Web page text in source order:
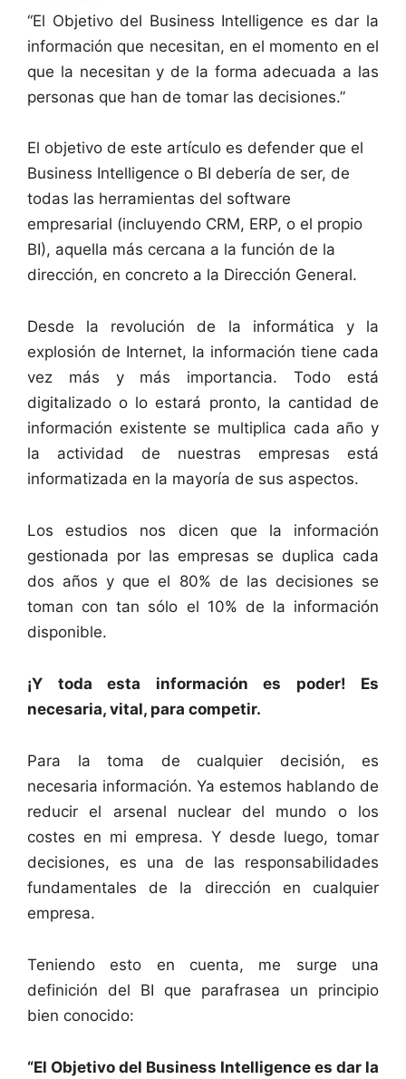
“El Objetivo del Business Intelligence es dar la
información que necesitan, en el momento en el
que la necesitan y de la forma adecuada a las
personas que han de tomar las decisiones.”
El objetivo de este artículo es defender que el
Business Intelligence o BI debería de ser, de
todas las herramientas del software
empresarial (incluyendo CRM, ERP, o el propio
BI), aquella más cercana a la función de la
dirección, en concreto a la Dirección General.
Desde la revolución de la informática y la
explosión de Internet, la información tiene cada
vez más y más importancia. Todo está
digitalizado o lo estará pronto, la cantidad de
información existente se multiplica cada año y
la actividad de nuestras empresas está
informatizada en la mayoría de sus aspectos.
Los estudios nos dicen que la información
gestionada por las empresas se duplica cada
dos años y que el 80% de las decisiones se
toman con tan sólo el 10% de la información
disponible.
¡Y toda esta información es poder! Es
necesaria, vital, para competir.
Para la toma de cualquier decisión, es
necesaria información. Ya estemos hablando de
reducir el arsenal nuclear del mundo o los
costes en mi empresa. Y desde luego, tomar
decisiones, es una de las responsabilidades
fundamentales de la dirección en cualquier
empresa.
Teniendo esto en cuenta, me surge una
definición del BI que parafrasea un principio
bien conocido:
“El Objetivo del Business Intelligence es dar la